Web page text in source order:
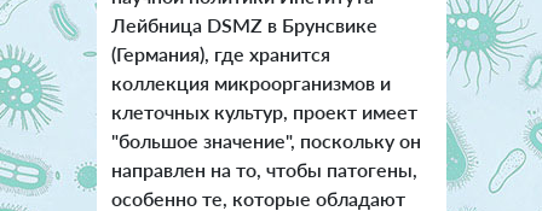
Лейбница DSMZ в Брунсвике
(Германия), где хранится
коллекция микроорганизмов и
клеточных культур, проект имеет
"большое значение", поскольку он
направлен на то, чтобы патогены,
особенно те, которые обладают